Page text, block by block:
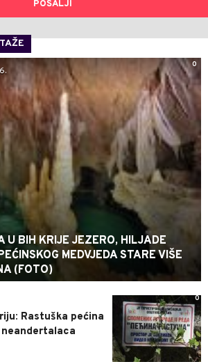
POŠALJI
0
U BIH KRIJE JEZERO, HILJADE
MEDVJEDA STARE VIŠE
(FOTO)
0
Rastuška pećina